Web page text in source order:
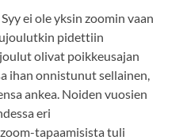
ei ole yksin zoomin vaan
pidettiin
olivat poikkeusajan
ihan onnistunut sellainen,
ankea. Noiden vuosien
eri
tapaamisista tuli